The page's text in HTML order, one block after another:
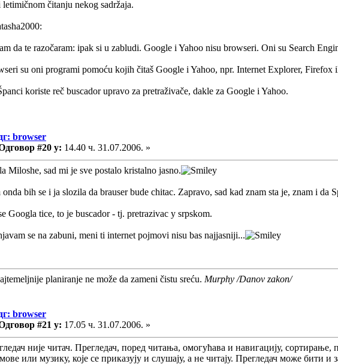
letimičnom čitanju nekog sadržaja.
da te razočaram: ipak si u zabludi. Google i Yahoo nisu browseri. Oni su Search
su oni programi pomoću kojih čitaš Google i Yahoo, npr. Internet Explorer, Firefox
koriste reč buscador upravo za pretraživače, dakle za Google i Yahoo.
browser
#20 у: 14.40 ч. 31.07.2006. »
Miloshe, sad mi je sve postalo kristalno jasno.
onda bih se i ja slozila da brauser bude chitac. Zapravo, sad kad znam sta je, znam i da
Googla tice, to je buscador - tj. pretrazivac y srpskom.
se na zabuni, meni ti internet pojmovi nisu bas najjasniji...
planiranje ne može da zameni čistu sreću. Murphy /Danov zakon/
browser
#21 у: 17.05 ч. 31.07.2006. »
није читач. Прегледач, поред читања, омогућава и навигацију,
или музику, које се приказују и слушају, а не читају. Прегледач може бити и